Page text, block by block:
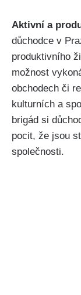
Aktivní a
důchodce v
produktivního
možnost
obchodech či
kulturních a
brigád si
pocit, že jsou
společnosti.